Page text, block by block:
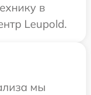
в
Leupold.
мы